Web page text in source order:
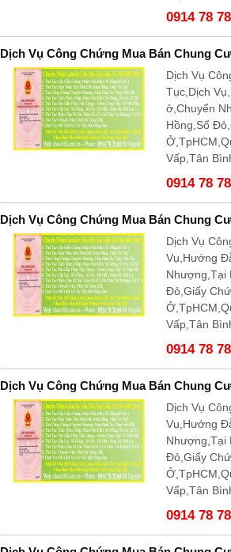
0914 78
Dịch Vụ Công Chứng Mua Bán Chung
Dịch Vụ
Tục,Dịch
ở,Chuyển
Hồng,Sổ
Vấp,Tân
0914 78
Dịch Vụ Công Chứng Mua Bán Chung
Dịch Vụ
Vụ,Hướng
Nhượng,Tại
Đỏ,Giấy
Vấp,Tân
0914 78
Dịch Vụ Công Chứng Mua Bán Chung
Dịch Vụ
Vụ,Hướng
Nhượng,Tại
Đỏ,Giấy
Vấp,Tân
0914 78